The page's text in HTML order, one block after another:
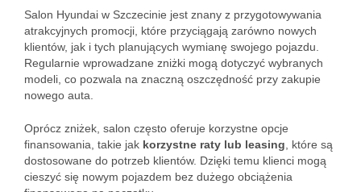
Salon Hyundai w Szczecinie jest znany z przygotowywania
atrakcyjnych promocji, które przyciągają zarówno nowych
klientów, jak i tych planujących wymianę swojego pojazdu.
Regularnie wprowadzane zniżki mogą dotyczyć wybranych
modeli, co pozwala na znaczną oszczędność przy zakupie
nowego auta.
Oprócz zniżek, salon często oferuje korzystne opcje
finansowania, takie jak korzystne raty lub leasing , które są
dostosowane do potrzeb klientów. Dzięki temu klienci mogą
cieszyć się nowym pojazdem bez dużego obciążenia